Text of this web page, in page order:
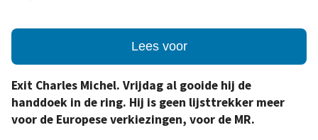
Lees voor
Exit Charles Michel. Vrijdag al gooide hij de
handdoek in de ring. Hij is geen lijsttrekker meer
voor de Europese verkiezingen, voor de MR.